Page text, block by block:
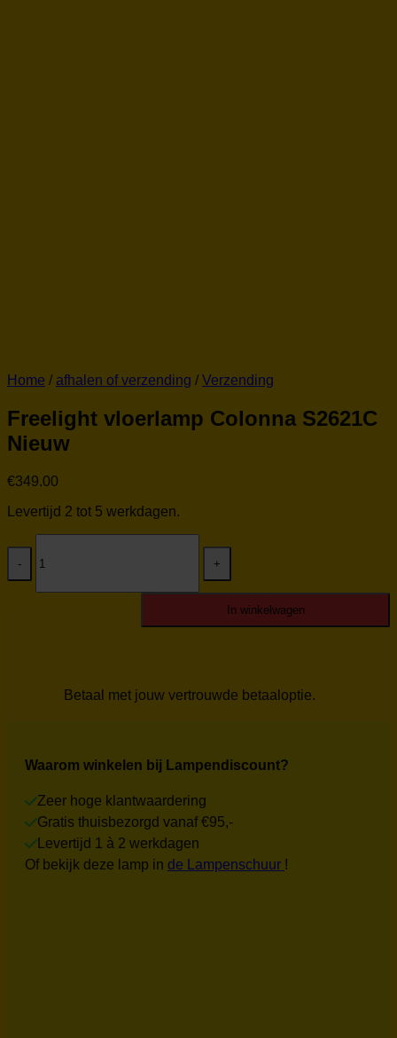
Home / afhalen of verzending / Verzending
Freelight vloerlamp Colonna S2621C
Nieuw
€349.00
Levertijd 2 tot 5 werkdagen.
vloerlamp
Colonna
S2621C
In winkelwagen
Betaal met jouw vertrouwde betaaloptie.
Waarom winkelen bij Lampendiscount?
Zeer hoge klantwaardering
Gratis thuisbezorgd vanaf €95,-
Levertijd 1 à 2 werkdagen
Of bekijk deze lamp in de Lampenschuur !